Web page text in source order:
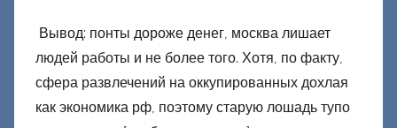
Вывод: понты дороже денег, москва лишает
людей работы и не более того. Хотя, по факту,
сфера развлечений на оккупированных дохлая
как экономика рф, поэтому старую лошадь тупо